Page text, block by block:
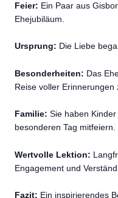
Feier: Ein Paar aus
Ehejubiläum.
Ursprung: Die Liebe
Besonderheiten: Das
Reise voller Erinnerungen
Familie: Sie haben
besonderen Tag mitfeiern.
Wertvolle Lektion:
Engagement und
Fazit: Ein inspirierendes